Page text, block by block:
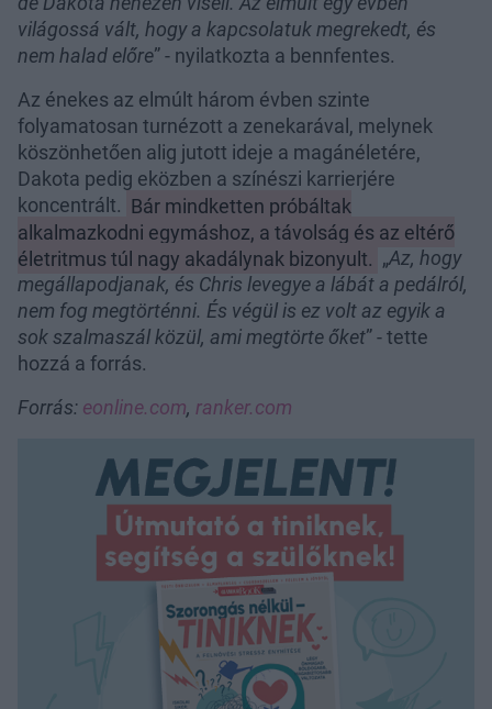
világossá vált, hogy a kapcsolatuk megrekedt, és
nem halad előre” - nyilatkozta a bennfentes.
Az énekes az elmúlt három évben szinte
folyamatosan turnézott a zenekarával, melynek
köszönhetően alig jutott ideje a magánéletére,
Dakota pedig eközben a színészi karrierjére
koncentrált. Bár mindketten próbáltak
alkalmazkodni egymáshoz, a távolság és az eltérő
életritmus túl nagy akadálynak bizonyult.
„Az, hogy
megállapodjanak, és Chris levegye a lábát a pedálról,
nem fog megtörténni. És végül is ez volt az egyik a
sok szalmaszál közül, ami megtörte őket” - tette
hozzá a forrás.
Forrás: eonline.com, ranker.com